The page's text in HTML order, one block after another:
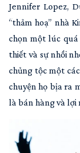
Jennifer Lopez,
“thảm hoạ” nhà
chọn một lúc quá
thiết và sự nhồi
chủng tộc một
chuyện họ bịa ra
là bán hàng và lợi